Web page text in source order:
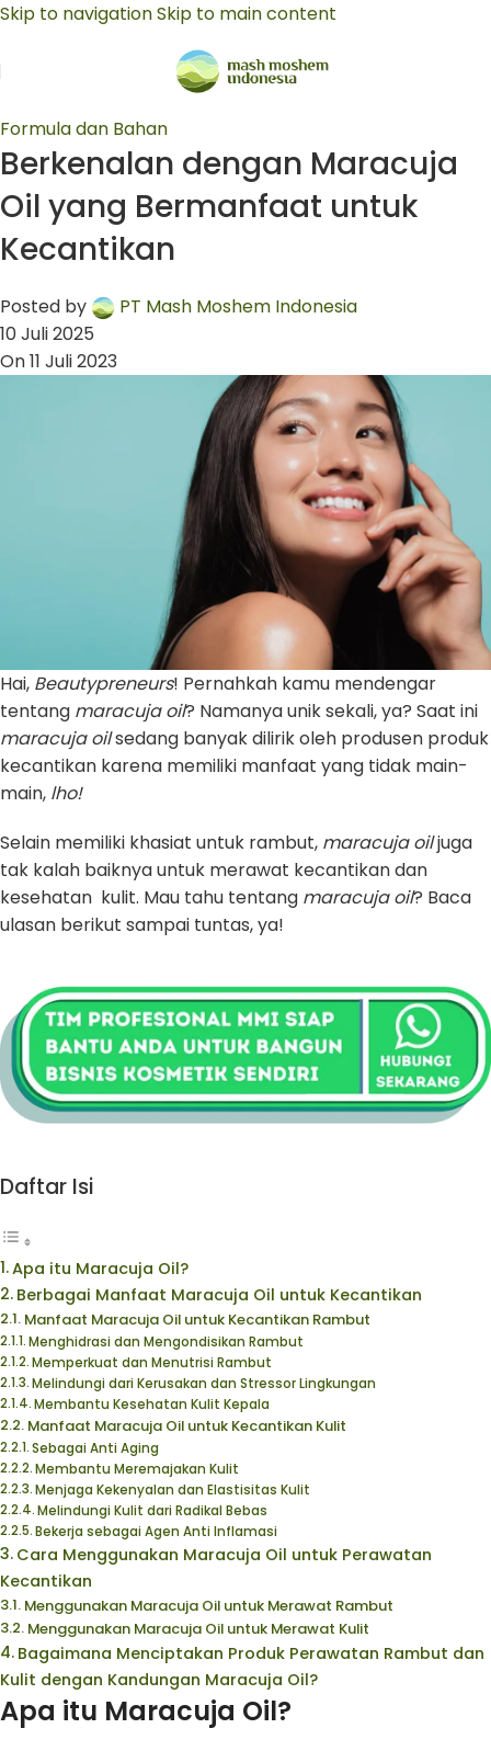
Skip to navigationSkip to main content
Formula dan Bahan
Berkenalan dengan Maracuja
Oil yang Bermanfaat untuk
Kecantikan
Posted by
PT Mash Moshem Indonesia
10 Juli 2025
On 11 Juli 2023
Hai, Beautypreneurs! Pernahkah kamu mendengar
tentang maracuja oil? Namanya unik sekali, ya? Saat ini
maracuja oilsedang banyak dilirik oleh produsen produk
kecantikan karena memiliki manfaat yang tidak main-
main, lho!
Selain memiliki khasiat untuk rambut, maracuja oiljuga
tak kalah baiknya untuk merawat kecantikan dan
kesehatan kulit. Mau tahu tentang maracuja oil? Baca
ulasan berikut sampai tuntas, ya!
Daftar Isi
Apa itu Maracuja Oil?
Berbagai Manfaat Maracuja Oil untuk Kecantikan
Manfaat Maracuja Oil untuk Kecantikan Rambut
Menghidrasi dan Mengondisikan Rambut
Memperkuat dan Menutrisi Rambut
Melindungi dari Kerusakan dan Stressor Lingkungan
Membantu Kesehatan Kulit Kepala
Manfaat Maracuja Oil untuk Kecantikan Kulit
Sebagai Anti Aging
Membantu Meremajakan Kulit
Menjaga Kekenyalan dan Elastisitas Kulit
Melindungi Kulit dari Radikal Bebas
Bekerja sebagai Agen Anti Inflamasi
Cara Menggunakan Maracuja Oil untuk Perawatan
Kecantikan
Menggunakan Maracuja Oil untuk Merawat Rambut
Menggunakan Maracuja Oil untuk Merawat Kulit
Bagaimana Menciptakan Produk Perawatan Rambut dan
Kulit dengan Kandungan Maracuja Oil?
Apa itu Maracuja Oil?